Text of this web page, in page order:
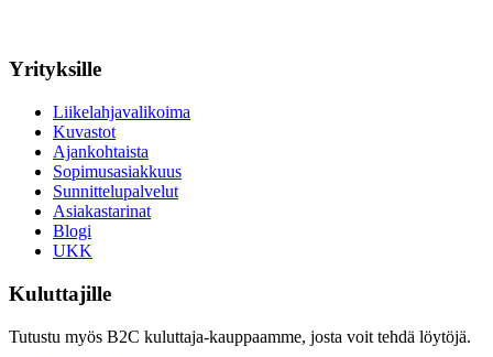
Yrityksille
Liikelahjavalikoima
Kuvastot
Ajankohtaista
Sopimusasiakkuus
Sunnittelupalvelut
Asiakastarinat
Blogi
UKK
Kuluttajille
Tutustu myös B2C kuluttaja-kauppaamme, josta voit tehdä löytöjä.